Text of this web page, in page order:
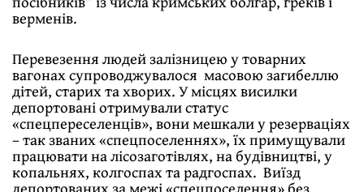
верменів.
Перевезення людей залізницею у товарних
вагонах супроводжувалося масовою загибеллю
дітей, старих та хворих. У місцях висилки
депортовані отримували статус
«спецпереселенців», вони мешкали у резерваціях
– так званих «спецпоселеннях», їх примущували
працювати на лісозаготівлях, на будівництві, у
копальнях, колгоспах та радгоспах. Виїзд